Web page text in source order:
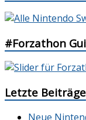
#Forzathon
Letzte Beiträge
Neue